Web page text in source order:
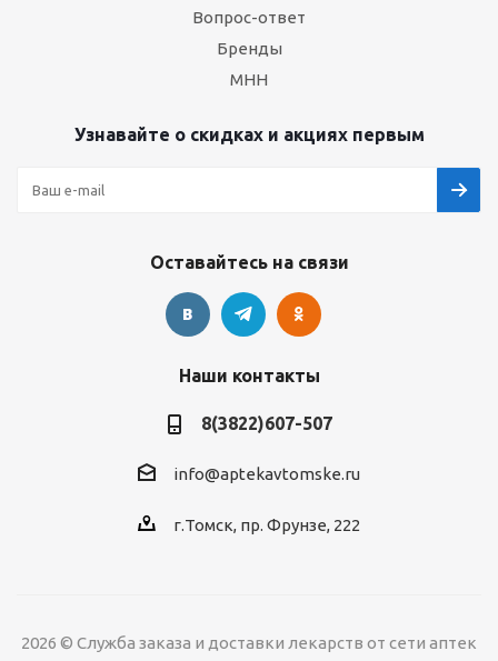
Вопрос-ответ
Бренды
МНН
Узнавайте о скидках и акциях первым
Оставайтесь на связи
Наши контакты
8(3822)607-507
info@aptekavtomske.ru
г.Томск, пр. Фрунзе, 222
2026 © Служба заказа и доставки лекарств от сети аптек
УЗНАВАЙТЕ ОБ